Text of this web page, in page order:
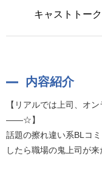
キャストトーク
内容紹介
【リアルでは上司、オ
――☆】
話題の擦れ違い系BLコ
したら職場の鬼上司が